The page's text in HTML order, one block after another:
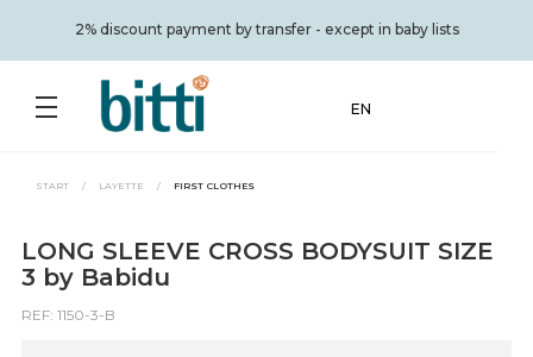
2% discount payment by transfer - except in baby lists
EN
START / LAYETTE / FIRST CLOTHES
LONG SLEEVE CROSS BODYSUIT SIZE
3 by Babidu
REF: 1150-3-B